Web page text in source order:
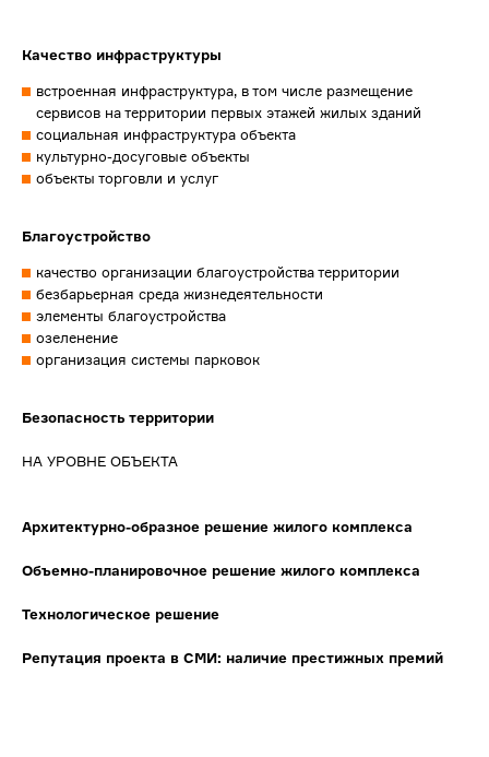
Качество инфраструктуры
встроенная инфраструктура, в том числе размещение
сервисов на территории первых этажей жилых зданий
социальная инфраструктура объекта
культурно-досуговые объекты
объекты торговли и услуг
Благоустройство
качество организации благоустройства территории
безбарьерная среда жизнедеятельности
элементы благоустройства
озеленение
организация системы парковок
Безопасность территории
НА УРОВНЕ ОБЪЕКТА
Архитектурно-образное решение жилого комплекса
Объемно-планировочное решение жилого комплекса
Технологическое решение
Репутация проекта в СМИ: наличие престижных премий